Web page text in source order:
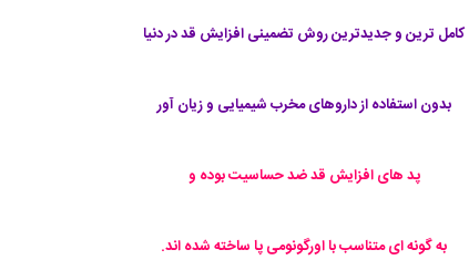
کامل ترین و جدیدترین روش تضمینی افزایش قد در دنیا
بدون استفاده از داروهای مخرب شیمیایی و زیان آور
پد های افزایش قد ضد حساسیت بوده و
به گونه ای متناسب با اورگونومی پا ساخته شده اند.